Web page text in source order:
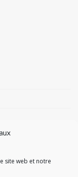
site web et notre